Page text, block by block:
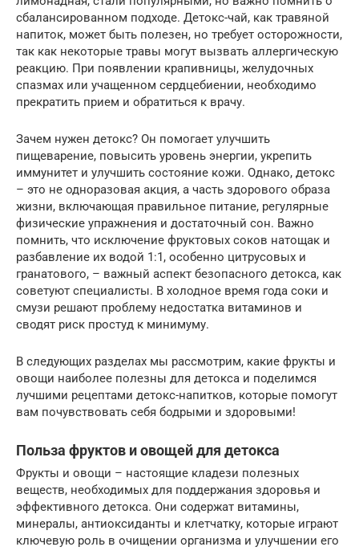
сбалансированном подходе. Детокс-чай, как травяной
напиток, может быть полезен, но требует осторожности,
так как некоторые травы могут вызвать аллергическую
реакцию. При появлении крапивницы, желудочных
спазмах или учащенном сердцебиении, необходимо
прекратить прием и обратиться к врачу.
Зачем нужен детокс? Он помогает улучшить
пищеварение, повысить уровень энергии, укрепить
иммунитет и улучшить состояние кожи. Однако, детокс
– это не одноразовая акция, а часть здорового образа
жизни, включающая правильное питание, регулярные
физические упражнения и достаточный сон. Важно
помнить, что исключение фруктовых соков натощак и
разбавление их водой 1:1, особенно цитрусовых и
гранатового, – важный аспект безопасного детокса, как
советуют специалисты. В холодное время года соки и
смузи решают проблему недостатка витаминов и
сводят риск простуд к минимуму.
В следующих разделах мы рассмотрим, какие фрукты и
овощи наиболее полезны для детокса и поделимся
лучшими рецептами детокс-напитков, которые помогут
вам почувствовать себя бодрыми и здоровыми!
Польза фруктов и овощей для детокса
Фрукты и овощи – настоящие кладези полезных
веществ, необходимых для поддержания здоровья и
эффективного детокса. Они содержат витамины,
минералы, антиоксиданты и клетчатку, которые играют
ключевую роль в очищении организма и улучшении его